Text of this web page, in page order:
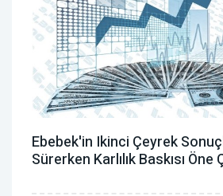
Ebebek'in Ikinci Çeyrek
Sürerken Karlılık Baskısı Öne